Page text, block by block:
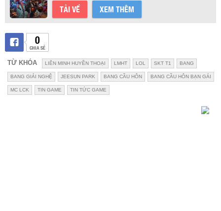
TẢI VỀ XEM THÊM
0
CHIA SẺ
TỪ KHÓA LIÊN MINH HUYỀN THOẠI LMHT LOL SKT T1 BANG
BANG GIẢI NGHỆ JEESUN PARK BANG CẦU HÔN BANG CẦU HÔN BẠN GÁI
MC LCK TIN GAME TIN TỨC GAME